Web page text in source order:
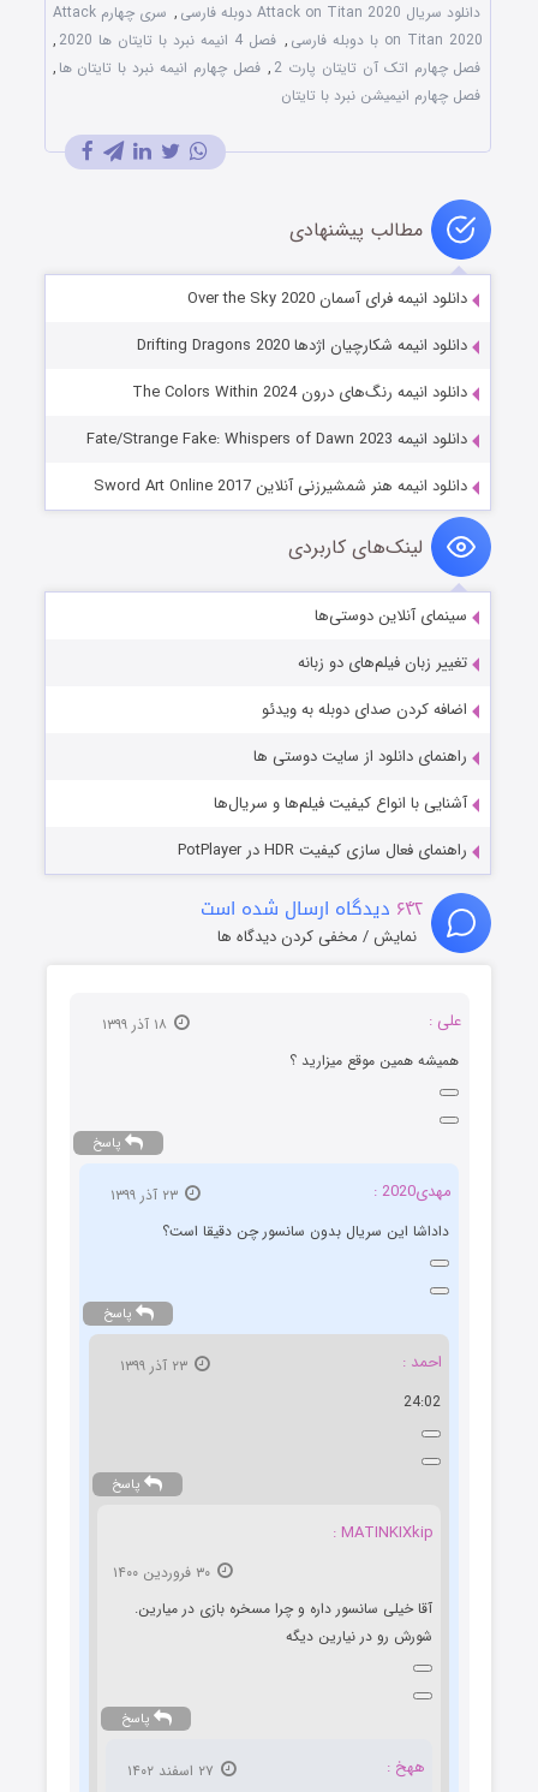
دانلود سریال Attack on Titan 2020 دوبله فارسی
,
سری چهارم Attack
on Titan 2020 با دوبله فارسی
, فصل 4 انیمه نبرد با تایتان ها 2020
,
فصل چهارم اتک آن تایتان پارت 2
, فصل چهارم انیمه نبرد با تایتان ها ,
فصل چهارم انیمیشن نبرد با تایتان
مطالب پیشنهادی
دانلود انیمه فرای آسمان Over the Sky 2020
دانلود انیمه شکارچیان اژدها Drifting Dragons 2020
دانلود انیمه رنگ‌های درون The Colors Within 2024
دانلود انیمه Fate/Strange Fake: Whispers of Dawn 2023
دانلود انیمه هنر شمشیرزنی آنلاین Sword Art Online 2017
لینک‌های کاربردی
سینمای آنلاین دوستی‌ها
تغییر زبان فیلم‌های دو زبانه
اضافه کردن صدای دوبله به ویدئو
راهنمای دانلود از سایت دوستی ها
آشنایی با انواع کیفیت فیلم‌ها و سریال‌ها
راهنمای فعال سازی کیفیت HDR در PotPlayer
۶۴۲ دیدگاه ارسال شده است
نمایش / مخفی کردن دیدگاه ها
علی :
همیشه همین موقع میزارید ؟
پاسخ
مهدی2020 :
داداشا این سریال بدون سانسور چن دقیقا است؟
پاسخ
احمد :
۲۳ آذر ۱۳۹۹
24:02
پاسخ
MATINKIXkip :
آقا خیلی سانسور داره و چرا مسخره بازی در میارین.
شورش رو در نیارین دیگه
پاسخ
ههخ :